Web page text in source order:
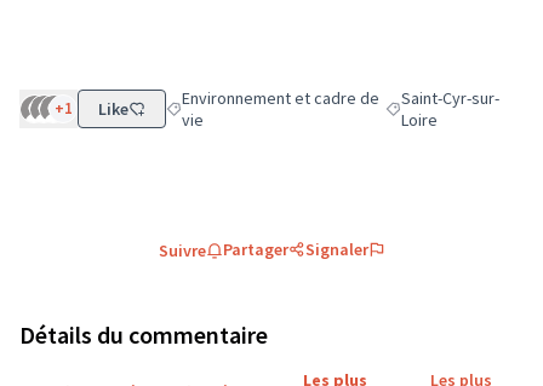
+1 Like Filtrer les résultats de la catégorie :
Environnement et cadre de
vie
Filtrer les résultats
Saint-Cyr-sur-
Loire
Suivre Partager Signaler
Détails du commentaire
Les plus
Les plus